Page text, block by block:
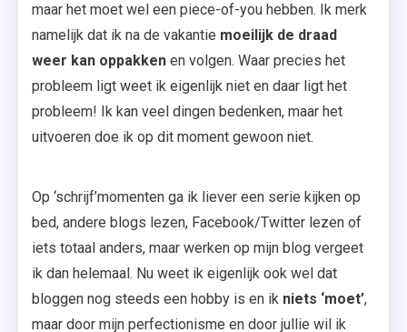
maar het moet wel een piece-of-you hebben. Ik merk
namelijk dat ik na de vakantie moeilijk de draad
weer kan oppakken en volgen. Waar precies het
probleem ligt weet ik eigenlijk niet en daar ligt het
probleem! Ik kan veel dingen bedenken, maar het
uitvoeren doe ik op dit moment gewoon niet.
Op ‘schrijf’momenten ga ik liever een serie kijken op
bed, andere blogs lezen, Facebook/Twitter lezen of
iets totaal anders, maar werken op mijn blog vergeet
ik dan helemaal. Nu weet ik eigenlijk ook wel dat
bloggen nog steeds een hobby is en ik niets ‘moet’,
maar door mijn perfectionisme en door jullie wil ik